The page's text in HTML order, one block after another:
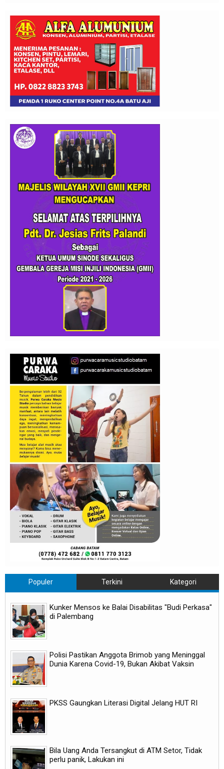
Populer Terkini Kategori
Kunker Mensos ke Balai Disabilitas "Budi Perkasa"
di Palembang
Polisi Pastikan Anggota Brimob yang Meninggal
Dunia Karena Covid-19, Bukan Akibat Vaksin
PKSS Gaungkan Literasi Digital Jelang HUT RI
Bila Uang Anda Tersangkut di ATM Setor, Tidak
perlu panik, Lakukan ini